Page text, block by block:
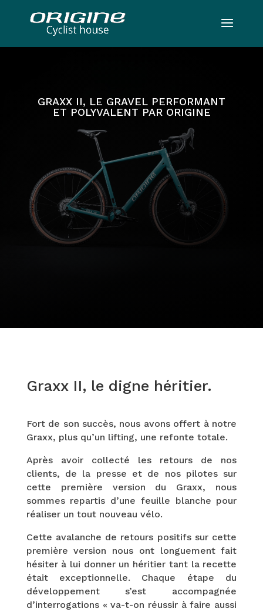
GRAXX II, LE GRAVEL PERFORMANT
ET POLYVALENT PAR ORIGINE
Graxx II, le digne héritier.
Fort de son succès, nous avons offert à notre
Graxx, plus qu’un lifting, une refonte totale.
Après avoir collecté les retours de nos
clients, de la presse et de nos pilotes sur
cette première version du Graxx, nous
sommes repartis d’une feuille blanche pour
réaliser un tout nouveau vélo.
Cette avalanche de retours positifs sur cette
première version nous ont longuement fait
hésiter à lui donner un héritier tant la recette
était exceptionnelle. Chaque étape du
développement s’est accompagnée
d’interrogations « va-t-on réussir à faire aussi